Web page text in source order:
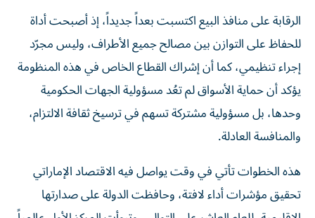
الرقابة على منافذ البيع اكتسبت بعداً جديداً، إذ أصبحت أداة
للحفاظ على التوازن بين مصالح جميع الأطراف، وليس مجرّد
إجراء تنظيمي، كما أن إشراك القطاع الخاص في هذه المنظومة
يؤكد أن حماية الأسواق لم تعُد مسؤولية الجهات الحكومية
وحدها، بل مسؤولية مشتركة تسهم في ترسيخ ثقافة الالتزام،
والمنافسة العادلة.
هذه الخطوات تأتي في وقت يواصل فيه الاقتصاد الإماراتي
تحقيق مؤشرات أداء لافتة، وحافظت الدولة على صدارتها